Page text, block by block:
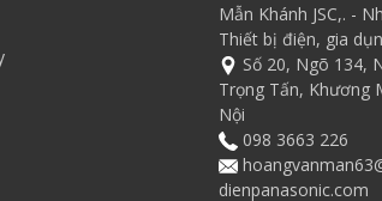
Mẫn Khánh JSC,. -
Thiết bị điện, gia
Số 20, Ngõ 134,
Trọng Tấn, Khương
Nội
098 3663 226
dienpanasonic.com